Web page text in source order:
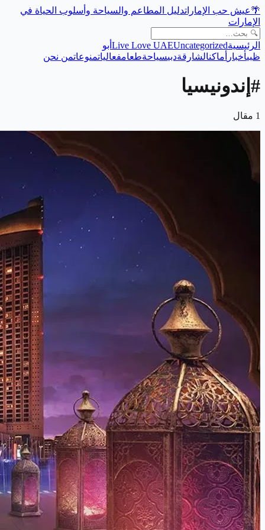
🌴عيش حب الإماراتدليل المطاعم والسياحة وأسلوب الحياة في
الإمارات
الرئيسية Live Love UAEUncategorized
أبو
ظبيأخبار أماكنالشارقةدبيسياحةطعامفعالياتمنوعاتمن نحن
# إندونيسيا
1 مقال